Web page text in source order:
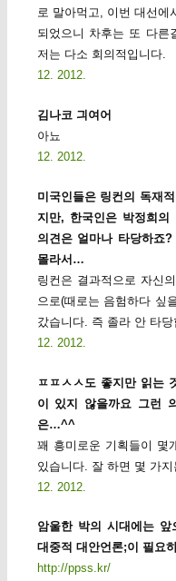
로 말아먹고, 이번 대선에
되었으니 차후는 또 다
저는 다소 회의적입니다.
12. 2012.
김나코 긔여어
아뇨
12. 2012.
미국인들은 링컨의 독재
지만, 한국인은 박정희의
의견은 얼마나 타당하죠
몰라서…
링컨은 결과적으로 자신
으로(때로는 음험하다 싶
갔습니다. 즉 졸라 안 타당
12. 2012.
ㅍㅍㅅㅅ도 좋지만 읽는
이 있지 않을까요 그런
은…^^
꽤 흥미로운 기획들이 몇
있습니다. 잘 하면 몇 가지
12. 2012.
암울한 박의 시대에는 앞
대중적 대안언론;이 필요
http://ppss.kr/